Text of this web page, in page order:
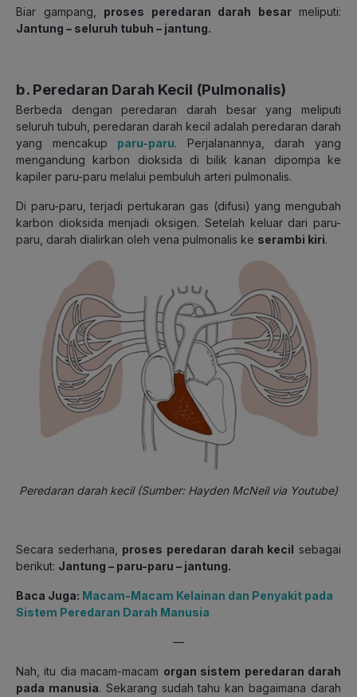
Biar gampang, proses peredaran darah besarmeliputi:
Jantung – seluruh tubuh – jantung.
b. Peredaran Darah Kecil (Pulmonalis)
Berbeda dengan peredaran darah besar yang meliputi
seluruh tubuh, peredaran darah kecil adalah peredaran darah
yang mencakup paru-paru. Perjalanannya, darah yang
mengandung karbon dioksida di bilik kanan dipompa ke
kapiler paru-paru melalui pembuluh arteri pulmonalis.
Di paru-paru, terjadi pertukaran gas (difusi) yang mengubah
karbon dioksida menjadi oksigen. Setelah keluar dari paru-
paru, darah dialirkan oleh vena pulmonalis ke serambi kiri.
Peredaran darah kecil (Sumber: Hayden McNeil via Youtube)
Secara sederhana, proses peredaran darah kecil sebagai
berikut: Jantung – paru-paru – jantung.
Baca Juga: Macam-Macam Kelainan dan Penyakit pada
Sistem Peredaran Darah Manusia
—
Nah, itu dia macam-macam organ sistem peredaran darah
pada manusia. Sekarang sudah tahu kan bagaimana darah